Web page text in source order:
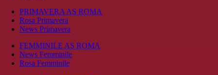
PRIMAVERA AS ROMA
Rosa Primavera
News Primavera
FEMMINILE AS ROMA
News Femminile
Rosa Femminile